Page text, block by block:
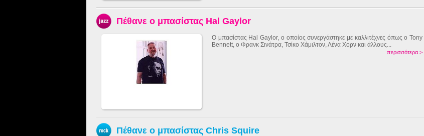
Πέθανε ο μπασίστας Hal Gaylor
Ο μπασίστας Hal Gaylor, ο οποίος συνεργάστηκε με καλλιτέχνες όπως ο Tony
Bennett, ο Φρανκ Σινάτρα, Τσίκο Χάμιλτον, Λένα Χορν και άλλους...
περισσότερα >
Πέθανε ο μπασίστας Chris Squire